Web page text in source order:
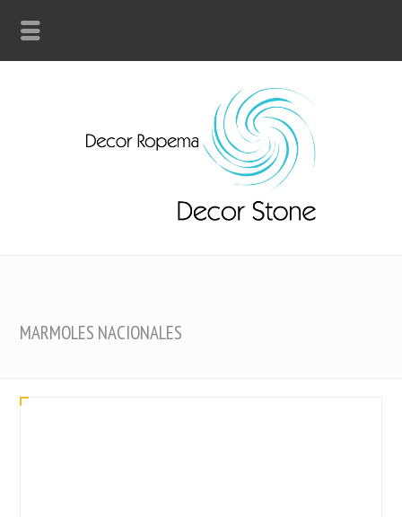
MARMOLES NACIONALES